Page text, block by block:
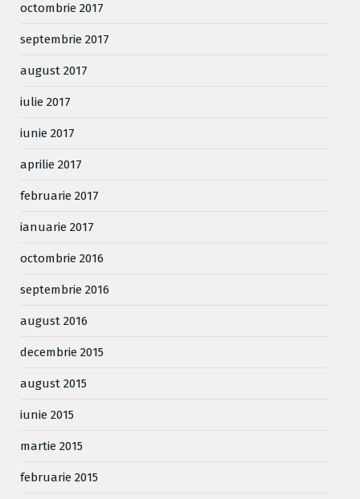
octombrie 2017
septembrie 2017
august 2017
iulie 2017
iunie 2017
aprilie 2017
februarie 2017
ianuarie 2017
octombrie 2016
septembrie 2016
august 2016
decembrie 2015
august 2015
iunie 2015
martie 2015
februarie 2015